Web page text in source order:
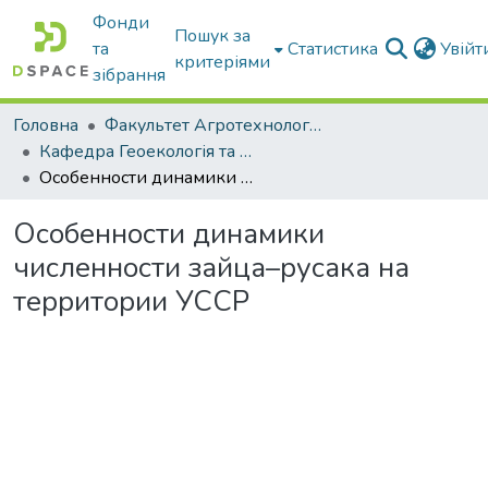
Фонди
та
зібрання
Пошук за
критеріями
Статистика
Головна
Факультет Агротехнологій та екології
Кафедра Геоекологія та землеустрій
Особенности динамики численности зайца–русака на территории УССР
Особенности динамики
численности зайца–русака на
территории УССР